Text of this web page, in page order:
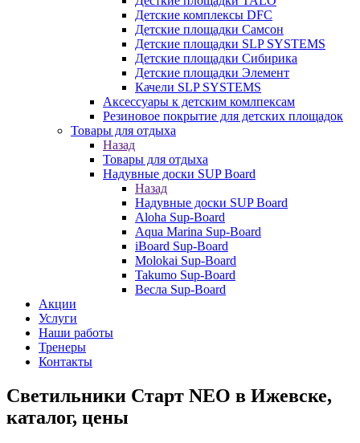
Детские комплексы DFC
Детские площадки Самсон
Детские площадки SLP SYSTEMS
Детские площадки Сибирика
Детские площадки Элемент
Качели SLP SYSTEMS
Аксессуары к детским комлпексам
Резиновое покрытие для детских площадок
Товары для отдыха
Назад
Товары для отдыха
Надувные доски SUP Board
Назад
Надувные доски SUP Board
Aloha Sup-Board
Aqua Marina Sup-Board
iBoard Sup-Board
Molokai Sup-Board
Takumo Sup-Board
Весла Sup-Board
Акции
Услуги
Наши работы
Тренеры
Контакты
Светильники Старт NEO в Ижевске,
каталог, цены